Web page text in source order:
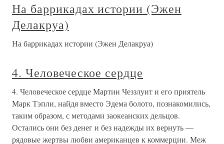
На баррикадах истории (Эжен
Делакруа)
На баррикадах истории (Эжен Делакруа)
4. Человеческое сердце
4. Человеческое сердце Мартин Чеззлуит и его приятель
Марк Тэпли, найдя вместо Эдема болото, познакомились,
таким образом, с методами заокеанских дельцов.
Остались они без денег и без надежды их вернуть —
рядовые жертвы любви американцев к коммерции. Меж